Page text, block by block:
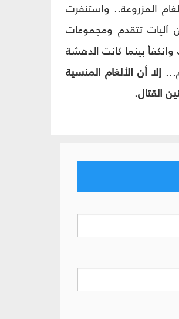
المزروعة.. واستنفرت
آليات تتقدم ومجموعات
بينما كانت الدهشة
إلا أن الألغام المنسية
القتال.